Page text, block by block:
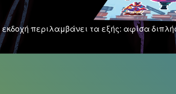
περιλαμβάνει τα εξής: αφίσα